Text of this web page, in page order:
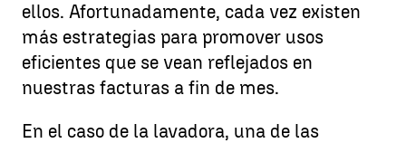
ellos. Afortunadamente, cada vez existen
más estrategias para promover usos
eficientes que se vean reflejados en
nuestras facturas a fin de mes.
En el caso de la lavadora, una de las